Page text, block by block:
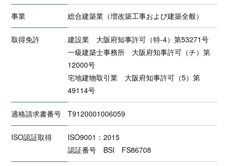
事業 総合建築業（増改築工事および建築全般）
取得免許
建設業 大阪府知事許可（特-4）第53271号
一級建築士事務所 大阪府知事許可（チ）第
12000号
宅地建物取引業 大阪府知事許可（5）第
49114号
適格請求書番号 T9120001006059
ISO認証取得
ISO9001：2015
認証番号 BSI FS86708